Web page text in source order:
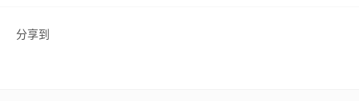
分享到